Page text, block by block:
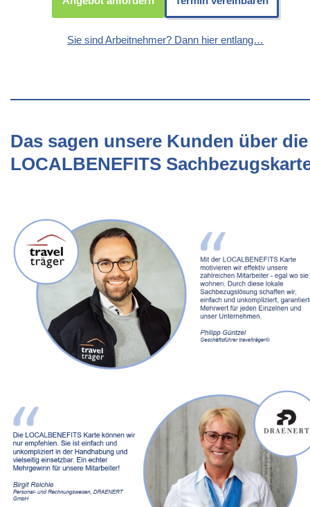
Sie sind Arbeitnehmer? Dann hier entlang…
Das sagen unsere Kunden über die
LOCALBENEFITS